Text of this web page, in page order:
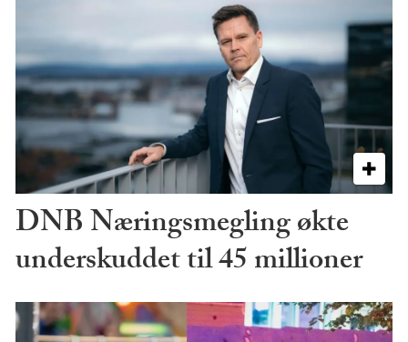
DNB Næringsmegling økte
underskuddet til 45 millioner